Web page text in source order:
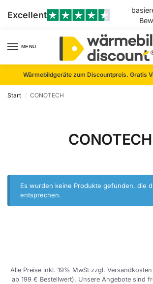
Excellent
MENÜ
Wärmebildgeräte zum Discountpreis. Gratis
Start / CONOTECH
CONOTECH
Es wurden keine Produkte gefunden, die
entsprechen.
Alle Preise inkl. 19% MwSt zzgl.
ab 199 € Bestellwert). Unsere Angebote sind